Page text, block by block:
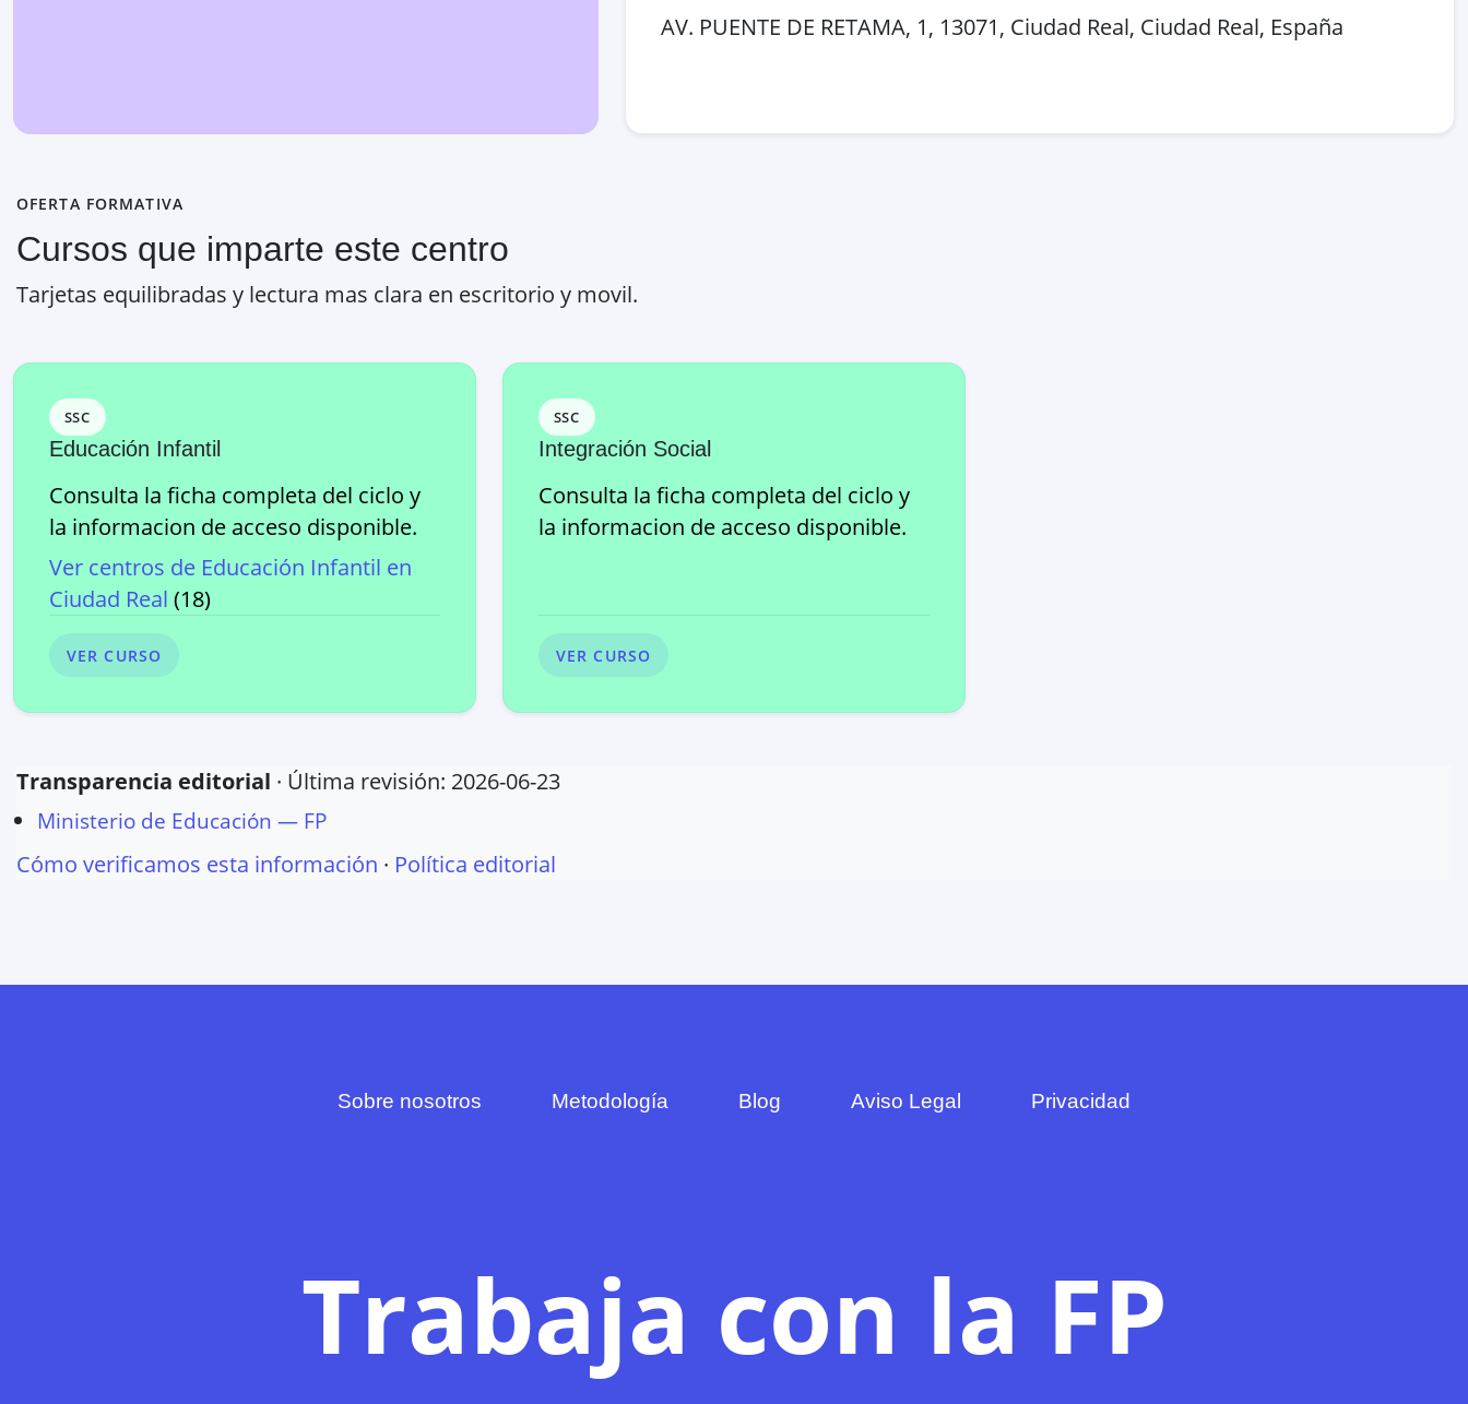
AV. PUENTE DE RETAMA, 1, 13071, Ciudad Real, Ciudad Real, España
OFERTA FORMATIVA
Cursos que imparte este centro
Tarjetas equilibradas y lectura mas clara en escritorio y movil.
SSC
Educación Infantil
Consulta la ficha completa del ciclo y
la informacion de acceso disponible.
Ver centros de Educación Infantil en
Ciudad Real (18)
VER CURSO
SSC
Integración Social
Consulta la ficha completa del ciclo y
la informacion de acceso disponible.
VER CURSO
Transparencia editorial · Última revisión: 2026-06-23
Ministerio de Educación — FP
Cómo verificamos esta información · Política editorial
Sobre nosotros Metodología Blog Aviso Legal Privacidad
Trabaja con la FP